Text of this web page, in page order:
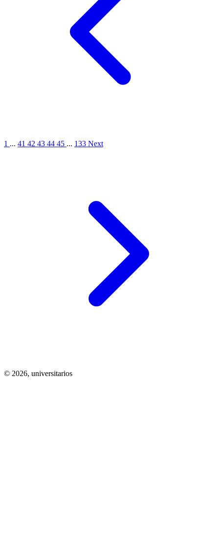
1 ... 41 42 43 44 45 ... 133 Next
© 2026, universitarios